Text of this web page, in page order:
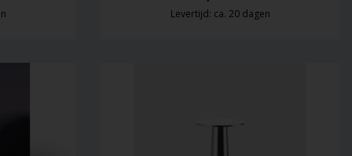
Levertijd: ca. 20 dagen